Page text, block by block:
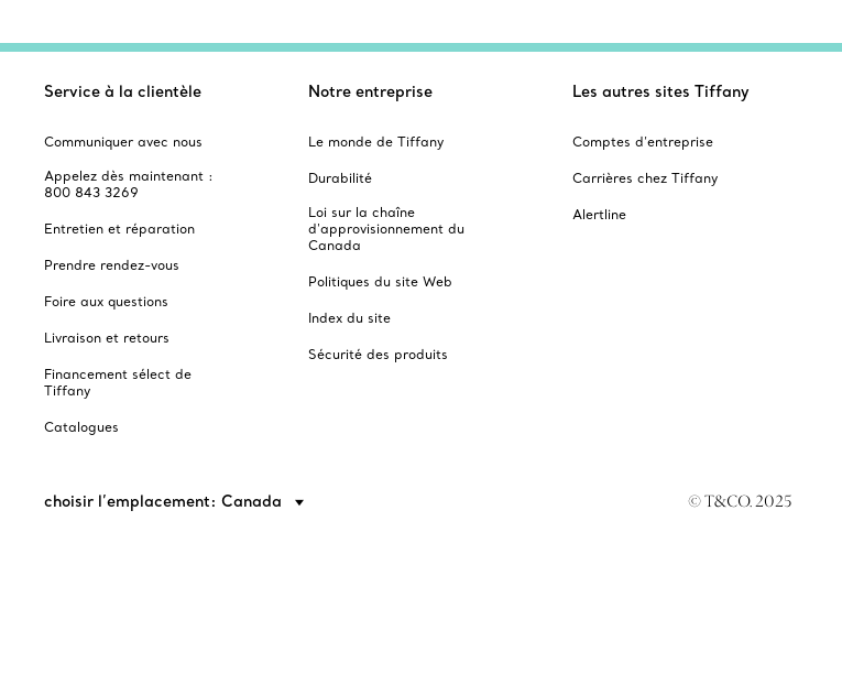
Service à la clientèle
Communiquer avec nous
Appelez dès maintenant :
800 843 3269
Entretien et réparation
Prendre rendez-vous
Foire aux questions
Livraison et retours
Financement sélect de
Tiffany
Catalogues
Notre entreprise
Le monde de Tiffany
Durabilité
Loi sur la chaîne
d'approvisionnement du
Canada
Politiques du site Web
Index du site
Sécurité des produits
Les autres sites Tiffany
Comptes d’entreprise
Carrières chez Tiffany
Alertline
choisir l’emplacement: Canada © T&CO. 2025